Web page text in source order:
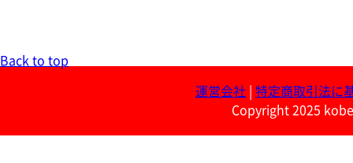
Back to top
運営会社
特定商取引法に
Copyright 2025